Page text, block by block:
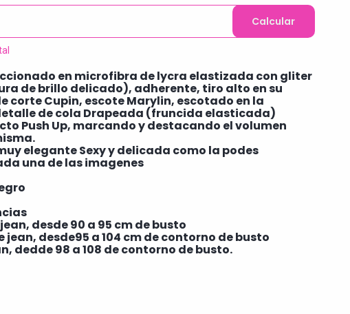
Calcular
en microfibra de lycra elastizada con gliter
de brillo delicado), adherente, tiro alto en su
corte Cupin, escote Marylin, escotado en la
de cola Drapeada (fruncida elasticada)
Push Up, marcando y destacando el volumen
elegante Sexy y delicada como la podes
una de las imagenes
jean, desde 90 a 95 cm de busto
jean, desde95 a 104 cm de contorno de busto
dedde 98 a 108 de contorno de busto.